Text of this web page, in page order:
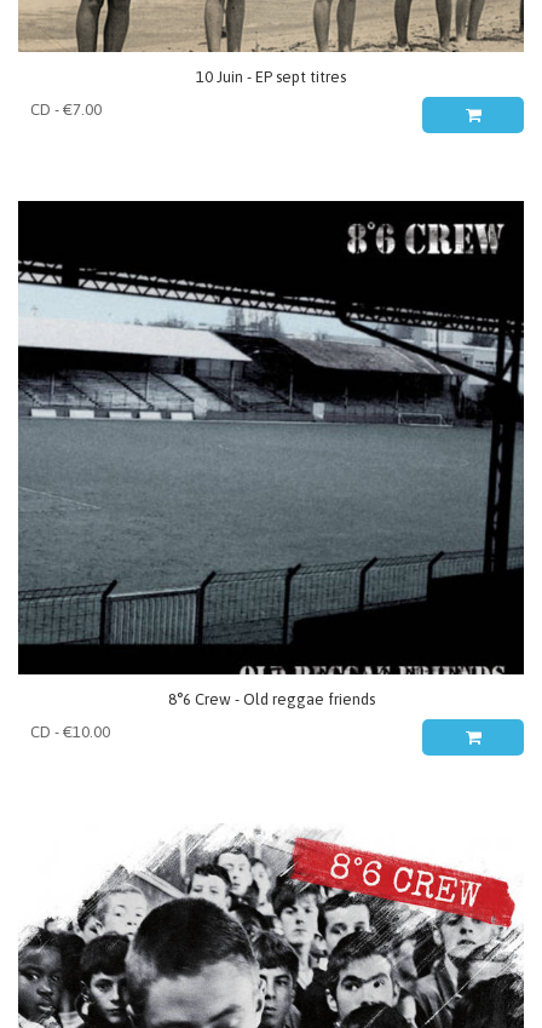
10 Juin - EP sept titres
8°6 Crew - Old reggae friends